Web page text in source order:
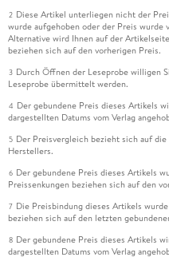
2 Diese Artikel unterliegen nicht der
wurde aufgehoben oder der Preis
Alternative wird Ihnen auf der
beziehen sich auf den vorherigen Preis.
3 Durch Öffnen der Leseprobe willigen
Leseprobe übermittelt werden.
4 Der gebundene Preis dieses Artikels
dargestellten Datums vom Verlag
5 Der Preisvergleich bezieht sich auf
Herstellers.
6 Der gebundene Preis dieses Artikels
Preissenkungen beziehen sich auf den
7 Die Preisbindung dieses Artikels
beziehen sich auf den letzten
8 Der gebundene Preis dieses Artikels
dargestellten Datums vom Verlag